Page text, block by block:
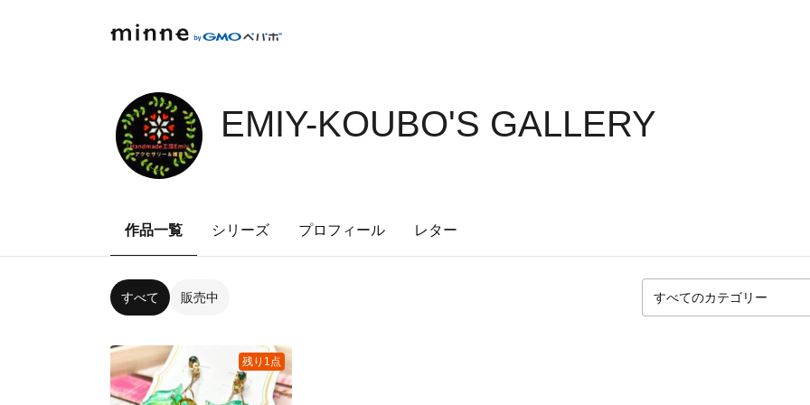
EMIY-KOUBO'S GALLERY
作品一覧 シリーズ プロフィール レター
すべて 販売中
残り1点